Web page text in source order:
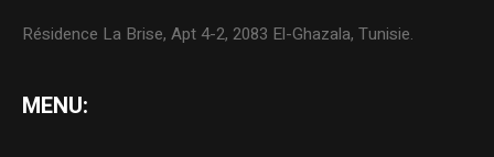
Résidence La Brise, Apt 4-2, 2083 El-Ghazala, Tunisie.
MENU: